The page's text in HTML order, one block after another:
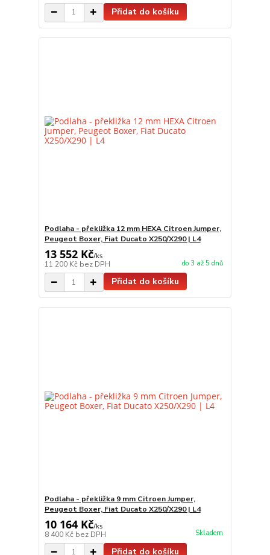
Přidat do košíku
Podlaha - překližka 12 mm HEXA Citroen Jumper,
Peugeot Boxer, Fiat Ducato X250/X290 | L4
13 552 Kč/ks
11 200 Kč bez DPH do 3 až 5 dnů
Přidat do košíku
Podlaha - překližka 9 mm Citroen Jumper,
Peugeot Boxer, Fiat Ducato X250/X290 | L4
10 164 Kč/ks
8 400 Kč bez DPH Skladem
Přidat do košíku